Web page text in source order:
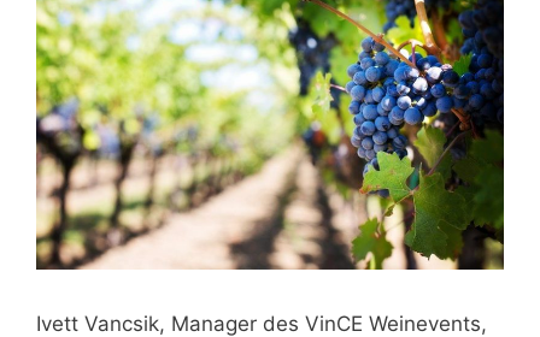
Ivett Vancsik, Manager des VinCE Weinevents,